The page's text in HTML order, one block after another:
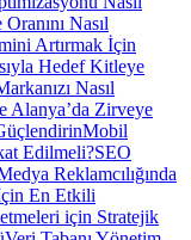
Nasıl
Artırmak İçin
Hedef Kitleye
Nasıl
Alanya’da Zirveye
Mobil
Edilmeli?SEO
Reklamcılığında
En Etkili
için Stratejik